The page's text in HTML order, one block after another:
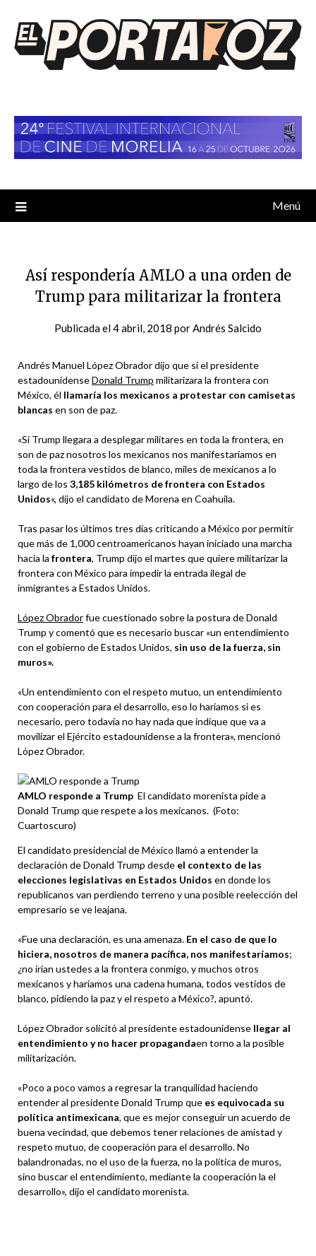
contenido
Menú
Así respondería AMLO a una orden de
Trump para militarizar la frontera
Publicada el4 abril, 2018 porAndrés Salcido
Andrés Manuel López Obrador dijo que si el presidente
estadounidenseDonald Trump militarizara la frontera con
México, él llamaría los mexicanos a protestar con camisetas
blancas en son de paz.
«Si Trump llegara a desplegar militares en toda la frontera, en
son de paz nosotros los mexicanos nos manifestaríamos en
toda la frontera vestidos de blanco, miles de mexicanos a lo
largo de los 3,185 kilómetros de frontera con Estados
Unidos«, dijo el candidato de Morena en Coahuila.
Tras pasar los últimos tres días criticando a México por permitir
que más de 1,000 centroamericanos hayan iniciado una marcha
hacia la frontera, Trump dijo el martes que quiere militarizar la
frontera con México para impedir la entrada ilegal de
inmigrantes a Estados Unidos.
López Obradorfue cuestionado sobre la postura de Donald
Trump y comentó que es necesario buscar «un entendimiento
con el gobierno de Estados Unidos, sin uso de la fuerza, sin
muros».
«Un entendimiento con el respeto mutuo, un entendimiento
con cooperación para el desarrollo, eso lo haríamos si es
necesario, pero todavía no hay nada que indique que va a
movilizar el Ejército estadounidense a la frontera», mencionó
López Obrador.
AMLO responde a Trump El candidato morenista pide a
Donald Trump que respete a los mexicanos. (Foto:
Cuartoscuro)
El candidato presidencial de México llamó a entender la
declaración de Donald Trump desde el contexto de las
elecciones legislativas en Estados Unidos en donde los
republicanos van perdiendo terreno y una posible reelección del
empresario se ve leajana.
«Fue una declaración, es una amenaza. En el caso de que lo
hiciera, nosotros de manera pacífica, nos manifestaríamos;
¿no irían ustedes a la frontera conmigo, y muchos otros
mexicanos y haríamos una cadena humana, todos vestidos de
blanco, pidiendo la paz y el respeto a México?, apuntó.
López Obrador solicitó al presidente estadounidense llegar al
entendimiento y no hacer propagandaen torno a la posible
militarización.
«Poco a poco vamos a regresar la tranquilidad haciendo
entender al presidente Donald Trump que es equivocada su
política antimexicana, que es mejor conseguir un acuerdo de
buena vecindad, que debemos tener relaciones de amistad y
respeto mutuo, de cooperación para el desarrollo. No
balandronadas, no el uso de la fuerza, no la política de muros,
sino buscar el entendimiento, mediante la cooperación la el
desarrollo», dijo el candidato morenista.